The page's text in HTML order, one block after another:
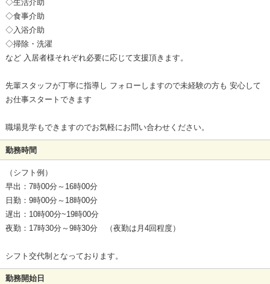
◇生活介助
◇食事介助
◇入浴介助
◇掃除・洗濯
など 入居者様それぞれ必要に応じて支援頂きます。
先輩スタッフが丁寧に指導し フォローしますので未経験の方も 安心して
お仕事スタートできます
職場見学もできますのでお気軽にお問い合わせください。
勤務時間
（シフト例）
早出：7時00分～16時00分
日勤：9時00分～18時00分
遅出：10時00分~19時00分
夜勤：17時30分～9時30分 （夜勤は月4回程度）
シフト交代制となっております。
勤務開始日